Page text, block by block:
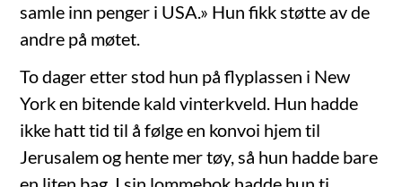
samle inn penger i USA.» Hun fikk støtte av de
andre på møtet.
To dager etter stod hun på flyplassen i New
York en bitende kald vinterkveld. Hun hadde
ikke hatt tid til å følge en konvoi hjem til
Jerusalem og hente mer tøy, så hun hadde bare